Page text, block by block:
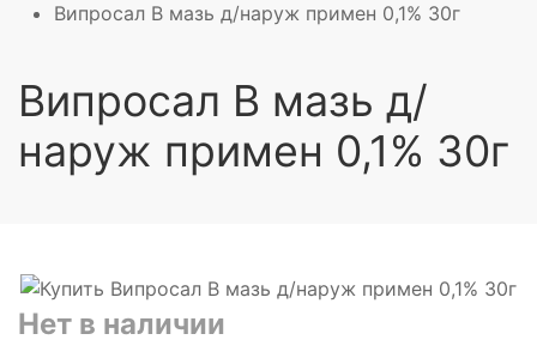
Випросал В мазь д/наруж примен 0,1% 30г
Випросал В мазь д/
наруж примен 0,1% 30г
Нет в наличии